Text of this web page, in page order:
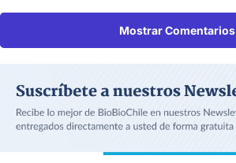
Mostrar Comentarios